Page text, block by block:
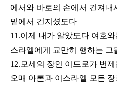
에서와 바로의 손에서 건져내
밑에서 건지셨도다
11.이제 내가 알았도다 여호
스라엘에게 교만히 행하는 그
12.모세의 장인 이드로가 번
오매 아론과 이스라엘 모든